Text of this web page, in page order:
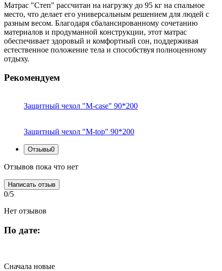
Матрас "Степ" рассчитан на нагрузку до 95 кг на спальное
место, что делает его универсальным решением для людей с
разным весом. Благодаря сбалансированному сочетанию
материалов и продуманной конструкции, этот матрас
обеспечивает здоровый и комфортный сон, поддерживая
естественное положение тела и способствуя полноценному
отдыху.
Рекомендуем
Защитный чехол "M-case" 90*200
Защитный чехол "M-top" 90*200
Отзывы0
Отзывов пока что нет
Написать отзыв
0/5
Нет отзывов
По дате:
Сначала новые